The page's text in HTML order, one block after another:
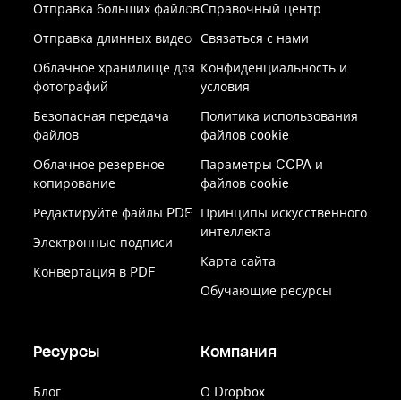
Отправка больших файлов
Отправка длинных видео
Облачное хранилище для
фотографий
Безопасная передача
файлов
Облачное резервное
копирование
Редактируйте файлы PDF
Электронные подписи
Конвертация в PDF
Справочный центр
Связаться с нами
Конфиденциальность и
условия
Политика использования
файлов cookie
Параметры CCPA и
файлов cookie
Принципы искусственного
интеллекта
Карта сайта
Обучающие ресурсы
Ресурсы
Блог
Компания
О Dropbox